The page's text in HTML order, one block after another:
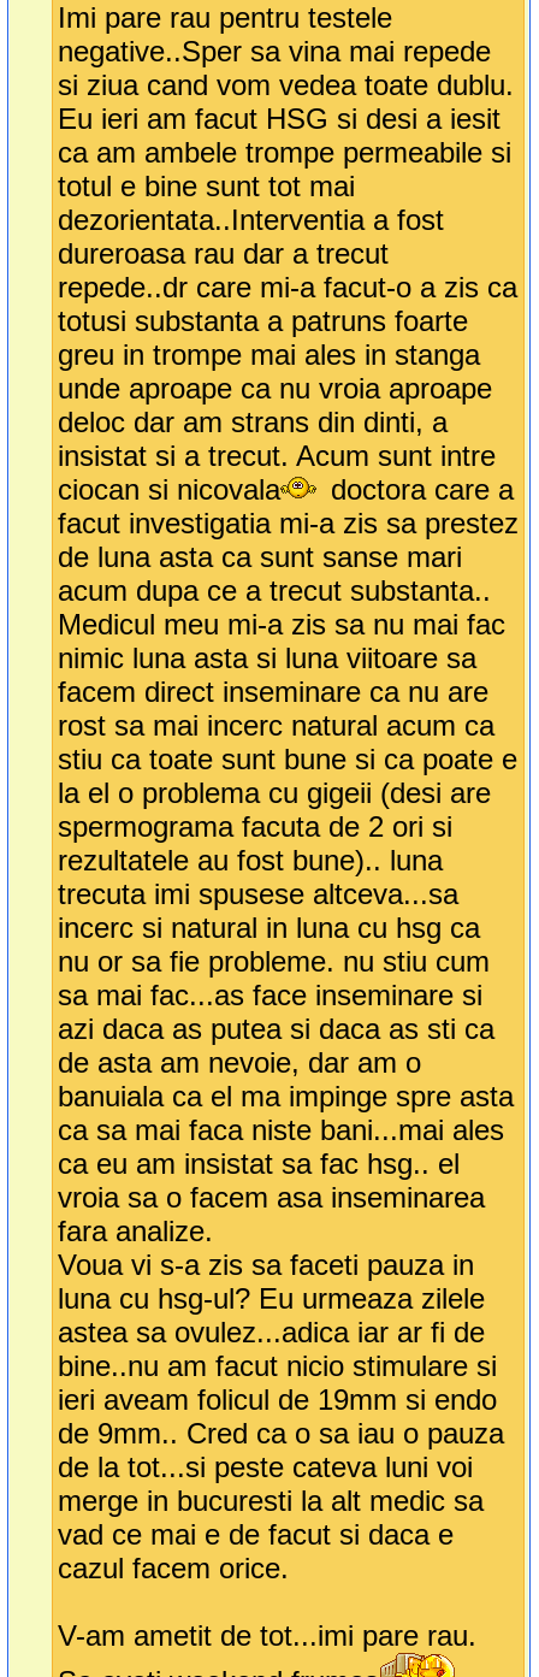
Imi pare rau pentru testele
negative..Sper sa vina mai repede
si ziua cand vom vedea toate dublu.
Eu ieri am facut HSG si desi a iesit
ca am ambele trompe permeabile si
totul e bine sunt tot mai
dezorientata..Interventia a fost
dureroasa rau dar a trecut
repede..dr care mi-a facut-o a zis ca
totusi substanta a patruns foarte
greu in trompe mai ales in stanga
unde aproape ca nu vroia aproape
deloc dar am strans din dinti, a
insistat si a trecut. Acum sunt intre
ciocan si nicovala
doctora care a
facut investigatia mi-a zis sa prestez
de luna asta ca sunt sanse mari
acum dupa ce a trecut substanta..
Medicul meu mi-a zis sa nu mai fac
nimic luna asta si luna viitoare sa
facem direct inseminare ca nu are
rost sa mai incerc natural acum ca
stiu ca toate sunt bune si ca poate e
la el o problema cu gigeii (desi are
spermograma facuta de 2 ori si
rezultatele au fost bune).. luna
trecuta imi spusese altceva...sa
incerc si natural in luna cu hsg ca
nu or sa fie probleme. nu stiu cum
sa mai fac...as face inseminare si
azi daca as putea si daca as sti ca
de asta am nevoie, dar am o
banuiala ca el ma impinge spre asta
ca sa mai faca niste bani...mai ales
ca eu am insistat sa fac hsg.. el
vroia sa o facem asa inseminarea
fara analize.
Voua vi s-a zis sa faceti pauza in
luna cu hsg-ul? Eu urmeaza zilele
astea sa ovulez...adica iar ar fi de
bine..nu am facut nicio stimulare si
ieri aveam folicul de 19mm si endo
de 9mm.. Cred ca o sa iau o pauza
de la tot...si peste cateva luni voi
merge in bucuresti la alt medic sa
vad ce mai e de facut si daca e
cazul facem orice.
V-am ametit de tot...imi pare rau.